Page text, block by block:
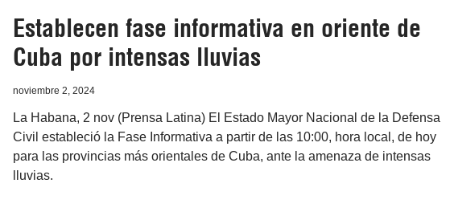
Establecen fase informativa en oriente de
Cuba por intensas lluvias
noviembre 2, 2024
La Habana, 2 nov (Prensa Latina) El Estado Mayor Nacional de la Defensa
Civil estableció la Fase Informativa a partir de las 10:00, hora local, de hoy
para las provincias más orientales de Cuba, ante la amenaza de intensas
lluvias.